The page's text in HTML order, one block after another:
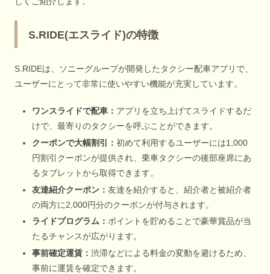
S.RIDE(エスライド)の特徴
S.RIDEは、ソニーグループが開発したタクシー配車アプリで、
ユーザーにとって非常に使いやすい機能が充実しています。
ワンスライドで配車： アプリを立ち上げてスライドするだ
けで、最寄りのタクシーを呼ぶことができます。
クーポンで大幅割引： 初めて利用するユーザーには1,000
円割引クーポンが提供され、乗車タクシーの後部座席にあ
るタブレットから取得できます。
友達紹介クーポン： 友達を紹介すると、紹介者と被紹介者
の両方に2,000円分のクーポンが付与されます。
ライドプログラム： ポイントを貯めることで豪華賞品が当
たるチャンスが広がります。
事前確定運賃： 渋滞などによる料金の変動を避けるため、
事前に運賃を確定できます。